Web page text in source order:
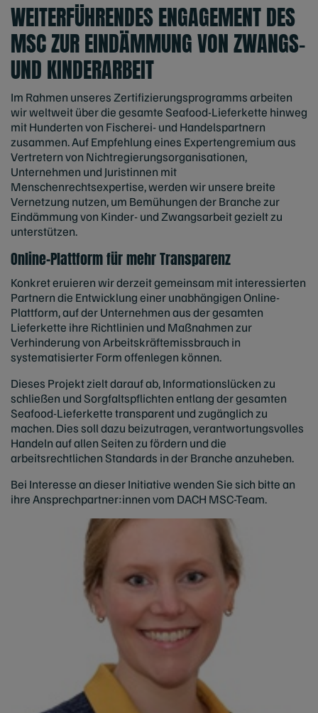
WEITERFÜHRENDES ENGAGEMENT DES
MSC ZUR EINDÄMMUNG VON ZWANGS-
UND KINDERARBEIT
Im Rahmen unseres Zertifizierungsprogramms arbeiten
wir weltweit über die gesamte Seafood-Lieferkette hinweg
mit Hunderten von Fischerei- und Handelspartnern
zusammen. Auf Empfehlung eines Expertengremium aus
Vertretern von Nichtregierungsorganisationen,
Unternehmen und Juristinnen mit
Menschenrechtsexpertise, werden wir unsere breite
Vernetzung nutzen, um Bemühungen der Branche zur
Eindämmung von Kinder- und Zwangsarbeit gezielt zu
unterstützen.
Online-Plattform für mehr Transparenz
Konkret eruieren wir derzeit gemeinsam mit interessierten
Partnern die Entwicklung einer unabhängigen Online-
Plattform, auf der Unternehmen aus der gesamten
Lieferkette ihre Richtlinien und Maßnahmen zur
Verhinderung von Arbeitskräftemissbrauch in
systematisierter Form offenlegen können.
Dieses Projekt zielt darauf ab, Informationslücken zu
schließen und Sorgfaltspflichten entlang der gesamten
Seafood-Lieferkette transparent und zugänglich zu
machen. Dies soll dazu beizutragen, verantwortungsvolles
Handeln auf allen Seiten zu fördern und die
arbeitsrechtlichen Standards in der Branche anzuheben.
Bei Interesse an dieser Initiative wenden Sie sich bitte an
ihre Ansprechpartner:innen vom DACH MSC-Team.